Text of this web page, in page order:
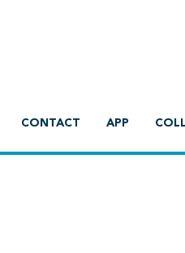
CONTACT APP